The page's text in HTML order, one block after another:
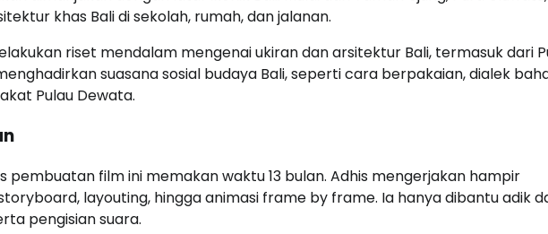
khas Bali di sekolah, rumah, dan jalanan.
riset mendalam mengenai ukiran dan arsitektur Bali, termasuk dari
suasana sosial budaya Bali, seperti cara berpakaian, dialek
Pulau Dewata.
pembuatan film ini memakan waktu 13 bulan. Adhis mengerjakan hampir
layouting, hingga animasi frame by frame. Ia hanya dibantu adik
pengisian suara.